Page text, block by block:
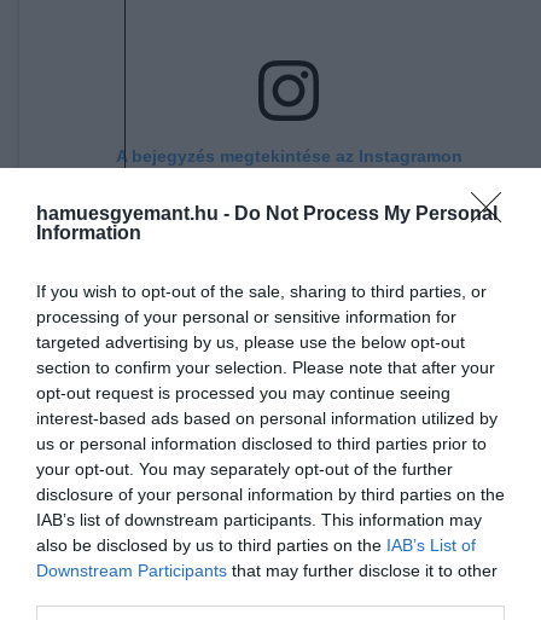
hamuesgyemant.hu - Do Not Process My Personal
Information
If you wish to opt-out of the sale, sharing to third parties, or
processing of your personal or sensitive information for
targeted advertising by us, please use the below opt-out
section to confirm your selection. Please note that after your
opt-out request is processed you may continue seeing
interest-based ads based on personal information utilized by
us or personal information disclosed to third parties prior to
your opt-out. You may separately opt-out of the further
disclosure of your personal information by third parties on the
IAB’s list of downstream participants. This information may
also be disclosed by us to third parties on the IAB’s List of
Downstream Participants that may further disclose it to other
A bejegyzés megtekintése az Instagramon
Pion István (@pionistvan) által megosztott bejegyzés
Ez is érdekelhet!
Irodalom, bazárok és marokkói kultúra: